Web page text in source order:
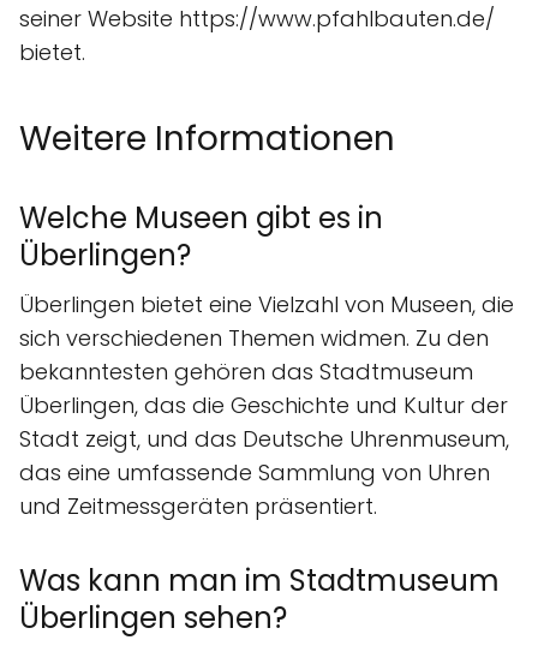
seiner Website https://www.pfahlbauten.de/
bietet.
Weitere Informationen
Welche Museen gibt es in
Überlingen?
Überlingen bietet eine Vielzahl von Museen, die
sich verschiedenen Themen widmen. Zu den
bekanntesten gehören das Stadtmuseum
Überlingen, das die Geschichte und Kultur der
Stadt zeigt, und das Deutsche Uhrenmuseum,
das eine umfassende Sammlung von Uhren
und Zeitmessgeräten präsentiert.
Was kann man im Stadtmuseum
Überlingen sehen?